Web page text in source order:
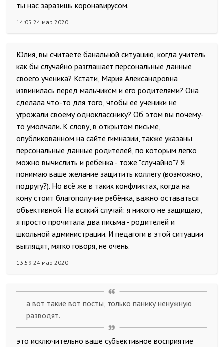
ты нас заразишь коронавирусом.
14:05 24 мар 2020
Юлия, вы считаете банальной ситуацию, когда учитель
как бы случайно разглашает персональные данные
своего ученика? Кстати, Мария Александровна
извинилась перед мальчиком и его родителями? Она
сделала что-то для того, чтобы её ученики не
угрожали своему однокласснику? Об этом вы почему-
то умолчали. К слову, в открытом письме,
опубликованном на сайте гимназии, также указаны
персональные данные родителей, по которым легко
можно вычислить и ребёнка - тоже "случайно"? Я
понимаю ваше желание защитить коллегу (возможно,
подругу?). Но всё же в таких конфликтах, когда на
кону стоит благополучие ребёнка, важно оставаться
объективной. На всякий случай: я никого не защищаю,
я просто прочитала два письма - родителей и
школьной администрации. И педагоги в этой ситуации
выглядят, мягко говоря, не очень.
13:59 24 мар 2020
а вот такие вот посты, только панику ненужную
разводят.
это исключительно ваше субъективное восприятие